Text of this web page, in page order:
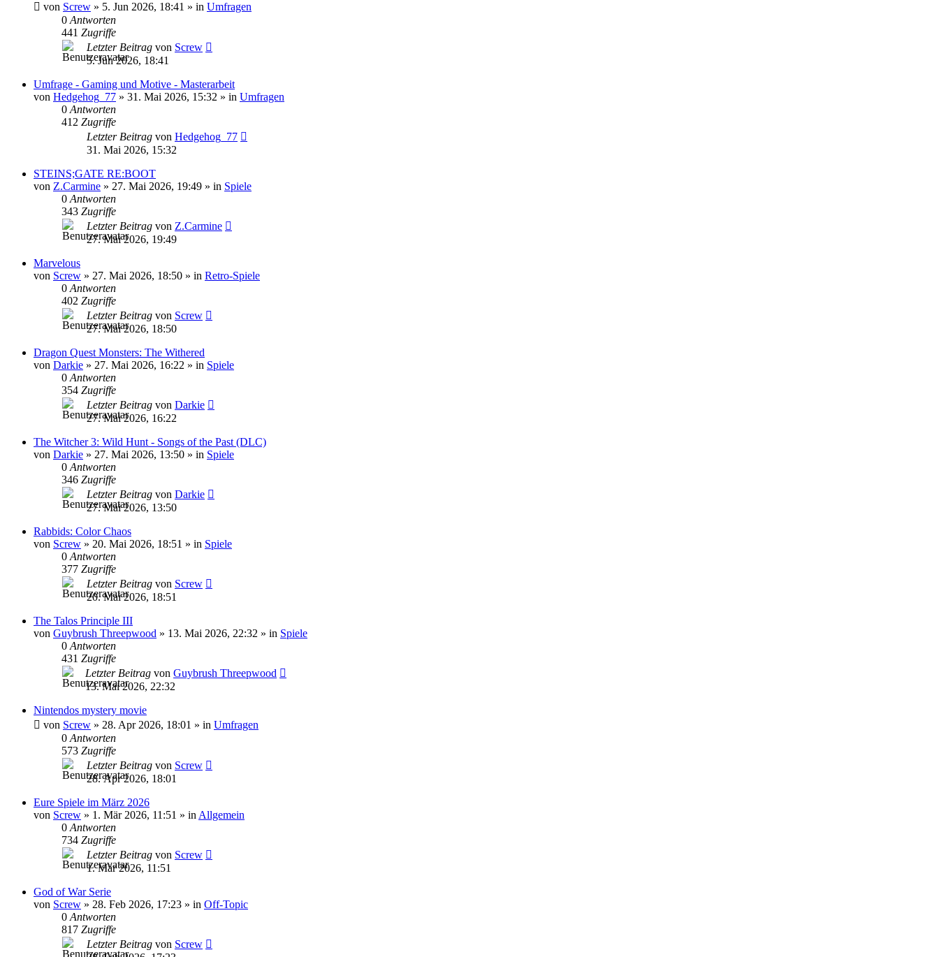
von Screw » 5. Jun 2026, 18:41 » in Umfragen
0 Antworten
441 Zugriffe
Letzter Beitrag von Screw
5. Jun 2026, 18:41
Umfrage - Gaming und Motive - Masterarbeit
von Hedgehog_77 » 31. Mai 2026, 15:32 » in Umfragen
0 Antworten
412 Zugriffe
Letzter Beitrag von Hedgehog_77
31. Mai 2026, 15:32
STEINS;GATE RE:BOOT
von Z.Carmine » 27. Mai 2026, 19:49 » in Spiele
0 Antworten
343 Zugriffe
Letzter Beitrag von Z.Carmine
27. Mai 2026, 19:49
Marvelous
von Screw » 27. Mai 2026, 18:50 » in Retro-Spiele
0 Antworten
402 Zugriffe
Letzter Beitrag von Screw
27. Mai 2026, 18:50
Dragon Quest Monsters: The Withered
von Darkie » 27. Mai 2026, 16:22 » in Spiele
0 Antworten
354 Zugriffe
Letzter Beitrag von Darkie
27. Mai 2026, 16:22
The Witcher 3: Wild Hunt - Songs of the Past (DLC)
von Darkie » 27. Mai 2026, 13:50 » in Spiele
0 Antworten
346 Zugriffe
Letzter Beitrag von Darkie
27. Mai 2026, 13:50
Rabbids: Color Chaos
von Screw » 20. Mai 2026, 18:51 » in Spiele
0 Antworten
377 Zugriffe
Letzter Beitrag von Screw
20. Mai 2026, 18:51
The Talos Principle III
von Guybrush Threepwood » 13. Mai 2026, 22:32 » in Spiele
0 Antworten
431 Zugriffe
Letzter Beitrag von Guybrush Threepwood
13. Mai 2026, 22:32
Nintendos mystery movie
von Screw » 28. Apr 2026, 18:01 » in Umfragen
0 Antworten
573 Zugriffe
Letzter Beitrag von Screw
28. Apr 2026, 18:01
Eure Spiele im März 2026
von Screw » 1. Mär 2026, 11:51 » in Allgemein
0 Antworten
734 Zugriffe
Letzter Beitrag von Screw
1. Mär 2026, 11:51
God of War Serie
von Screw » 28. Feb 2026, 17:23 » in Off-Topic
0 Antworten
817 Zugriffe
Letzter Beitrag von Screw